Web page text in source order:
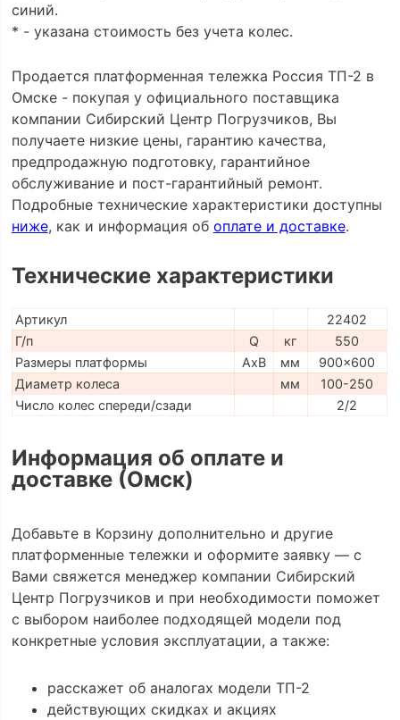
синий.
* - указана стоимость без учета колес.
Продается платформенная тележка Россия ТП-2 в
Омске - покупая у официального поставщика
компании Сибирский Центр Погрузчиков, Вы
получаете низкие цены, гарантию качества,
предпродажную подготовку, гарантийное
обслуживание и пост-гарантийный ремонт.
Подробные технические характеристики доступны
ниже, как и информация об оплате и доставке.
Технические характеристики
Артикул
22402
Г/п
Q кг
550
Размеры платформы
AxB мм
900x600
Диаметр колеса
мм
100-250
Число колес спереди/сзади
2/2
Информация об оплате и
доставке (Омск)
Добавьте в Корзину дополнительно и другие
платформенные тележки и оформите заявку — с
Вами свяжется менеджер компании Сибирский
Центр Погрузчиков и при необходимости поможет
с выбором наиболее подходящей модели под
конкретные условия эксплуатации, а также:
расскажет об аналогах модели ТП-2
действующих скидках и акциях